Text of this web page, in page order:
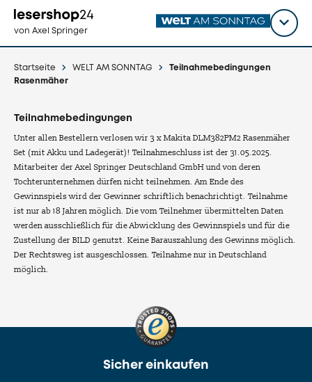
zum
Inhalt
von Axel Springer
Titel
Startseite WELT AM SONNTAG
Teilnahmebedingungen
Rasenmäher
Teilnahmebedingungen
Unter allen Bestellern verlosen wir 3 x Makita DLM382PM2 Rasenmäher
Set (mit Akku und Ladegerät)! Teilnahmeschluss ist der 31.05.2025.
Mitarbeiter der Axel Springer Deutschland GmbH und von deren
Tochterunternehmen dürfen nicht teilnehmen. Am Ende des
Gewinnspiels wird der Gewinner schriftlich benachrichtigt. Teilnahme
ist nur ab 18 Jahren möglich. Die vom Teilnehmer übermittelten Daten
werden ausschließlich für die Abwicklung des Gewinnspiels und für die
Zustellung der BILD genutzt. Keine Barauszahlung des Gewinns möglich.
Der Rechtsweg ist ausgeschlossen. Teilnahme nur in Deutschland
möglich.
Sicher einkaufen